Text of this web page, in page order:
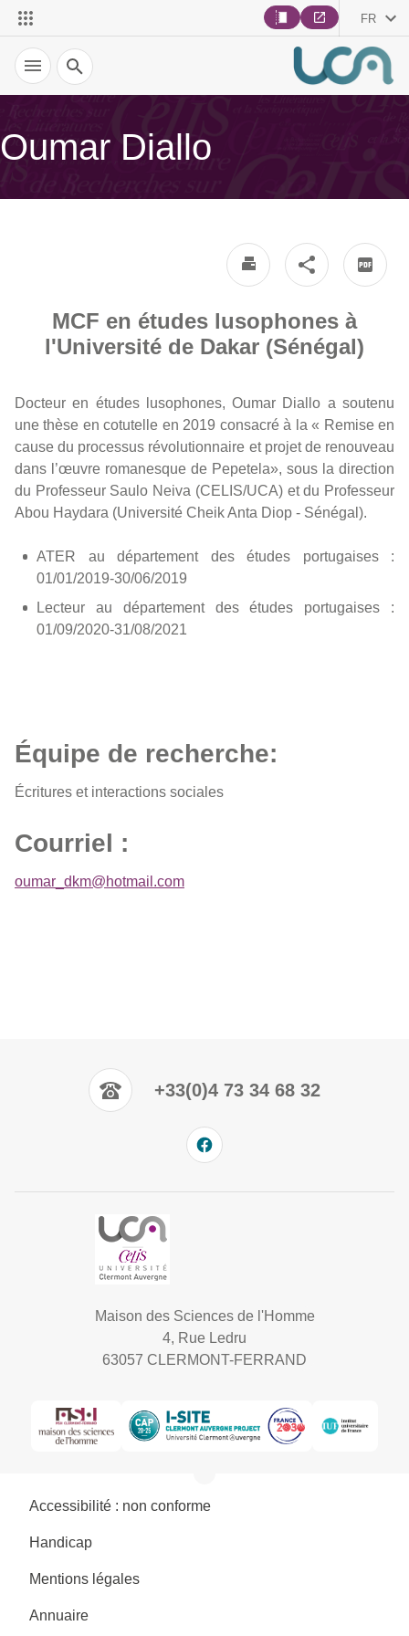
FR
Recherche
Oumar Diallo
MCF en études lusophones à
l'Université de Dakar (Sénégal)
Docteur en études lusophones, Oumar Diallo a soutenu
une thèse en cotutelle en 2019 consacré à la « Remise en
cause du processus révolutionnaire et projet de renouveau
dans l’œuvre romanesque de Pepetela», sous la direction
du Professeur Saulo Neiva (CELIS/UCA) et du Professeur
Abou Haydara (Université Cheik Anta Diop - Sénégal).
ATER au département des études portugaises :
01/01/2019-30/06/2019
Lecteur au département des études portugaises :
01/09/2020-31/08/2021
Équipe de recherche:
Écritures et interactions sociales
Courriel :
oumar_dkm@hotmail.com
+33(0)4 73 34 68 32
Maison des Sciences de l'Homme
4, Rue Ledru
63057 CLERMONT-FERRAND
Accessibilité : non conforme
Handicap
Mentions légales
Annuaire